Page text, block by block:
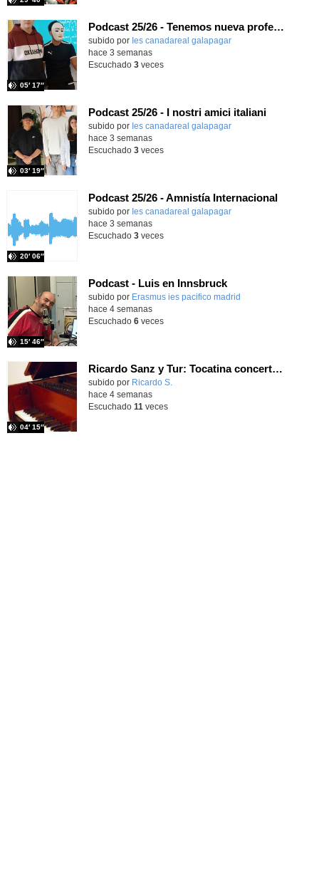
Podcast 25/26 - Tenemos nueva profesora de Griego ¿Conoces a María Eugenia?
subido por Ies canadareal galapagar
05′ 17″
-
hace 3 semanas
Escuchado 3veces
Podcast 25/26 - I nostri amici italiani
subido por Ies canadareal galapagar
03′ 19″
-
hace 3 semanas
Escuchado 3veces
Podcast 25/26 - Amnistía Internacional
subido por Ies canadareal galapagar
20′ 06″
-
hace 3 semanas
Escuchado 3veces
Podcast - Luis en Innsbruck
subido por Erasmus ies pacifico madrid
15′ 46″
hace 4 semanas
Escuchado 6veces
Ricardo Sanz y Tur: Tocatina concertante al aire español
subido por Ricardo S.
04′ 15″
hace 4 semanas
Escuchado 11 veces